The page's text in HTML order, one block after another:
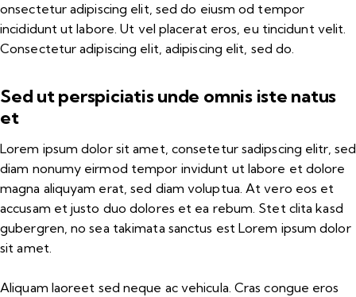
onsectetur adipiscing elit, sed do eiusm od tempor
incididunt ut labore. Ut vel placerat eros, eu tincidunt velit.
Consectetur adipiscing elit, adipiscing elit, sed do.
Sed ut perspiciatis unde omnis iste natus
et
Lorem ipsum dolor sit amet, consetetur sadipscing elitr, sed
diam nonumy eirmod tempor invidunt ut labore et dolore
magna aliquyam erat, sed diam voluptua. At vero eos et
accusam et justo duo dolores et ea rebum. Stet clita kasd
gubergren, no sea takimata sanctus est Lorem ipsum dolor
sit amet.
Aliquam laoreet sed neque ac vehicula. Cras congue eros